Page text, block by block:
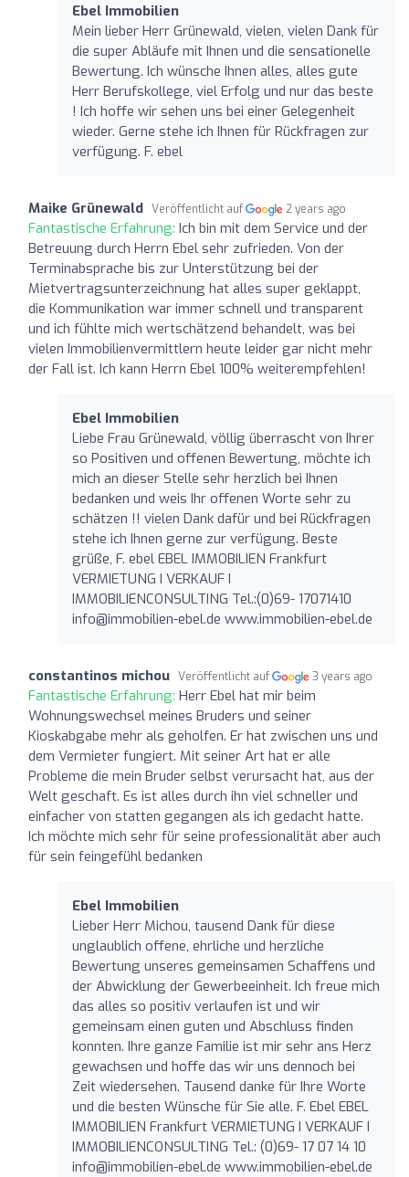
Ebel Immobilien
Mein lieber Herr Grünewald, vielen, vielen Dank für
die super Abläufe mit Ihnen und die sensationelle
Bewertung. Ich wünsche Ihnen alles, alles gute
Herr Berufskollege, viel Erfolg und nur das beste
! Ich hoffe wir sehen uns bei einer Gelegenheit
wieder. Gerne stehe ich Ihnen für Rückfragen zur
verfügung. F. ebel
Maike Grünewald Veröffentlicht auf 2 years ago
Fantastische Erfahrung: Ich bin mit dem Service und der
Betreuung durch Herrn Ebel sehr zufrieden. Von der
Terminabsprache bis zur Unterstützung bei der
Mietvertragsunterzeichnung hat alles super geklappt,
die Kommunikation war immer schnell und transparent
und ich fühlte mich wertschätzend behandelt, was bei
vielen Immobilienvermittlern heute leider gar nicht mehr
der Fall ist. Ich kann Herrn Ebel 100% weiterempfehlen!
Ebel Immobilien
Liebe Frau Grünewald, völlig überrascht von Ihrer
so Positiven und offenen Bewertung, möchte ich
mich an dieser Stelle sehr herzlich bei Ihnen
bedanken und weis Ihr offenen Worte sehr zu
schätzen !! vielen Dank dafür und bei Rückfragen
stehe ich Ihnen gerne zur verfügung. Beste
grüße, F. ebel EBEL IMMOBILIEN Frankfurt
VERMIETUNG I VERKAUF I
IMMOBILIENCONSULTING Tel.:(0)69- 17071410
info@immobilien-ebel.de www.immobilien-ebel.de
constantinos michou Veröffentlicht auf 3 years ago
Fantastische Erfahrung: Herr Ebel hat mir beim
Wohnungswechsel meines Bruders und seiner
Kioskabgabe mehr als geholfen. Er hat zwischen uns und
dem Vermieter fungiert. Mit seiner Art hat er alle
Probleme die mein Bruder selbst verursacht hat, aus der
Welt geschaft. Es ist alles durch ihn viel schneller und
einfacher von statten gegangen als ich gedacht hatte.
Ich möchte mich sehr für seine professionalität aber auch
für sein feingefühl bedanken
Ebel Immobilien
Lieber Herr Michou, tausend Dank für diese
unglaublich offene, ehrliche und herzliche
Bewertung unseres gemeinsamen Schaffens und
der Abwicklung der Gewerbeeinheit. Ich freue mich
das alles so positiv verlaufen ist und wir
gemeinsam einen guten und Abschluss finden
konnten. Ihre ganze Familie ist mir sehr ans Herz
gewachsen und hoffe das wir uns dennoch bei
Zeit wiedersehen. Tausend danke für Ihre Worte
und die besten Wünsche für Sie alle. F. Ebel EBEL
IMMOBILIEN Frankfurt VERMIETUNG I VERKAUF I
IMMOBILIENCONSULTING Tel.: (0)69- 17 07 14 10
info@immobilien-ebel.de www.immobilien-ebel.de